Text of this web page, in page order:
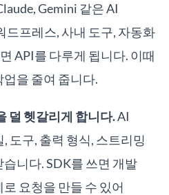
Gemini 같은 AI
드프레스, 사내 도구, 자동화
API를 다루게 됩니다. 이때
을 줄여 줍니다.
덜 헷갈리게 합니다.AI
도구, 출력 형식, 스트리밍
니다. SDK를 쓰면 개발
요청을 만들 수 있어